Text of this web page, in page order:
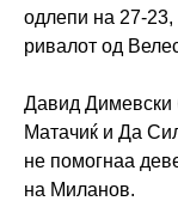
одлепи на 27-23,
ривалот од
Давид Димевски
Матачиќ и Да
не помогнаа
на Миланов.